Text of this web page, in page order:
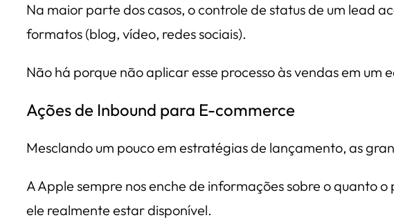
Na maior parte dos casos, o controle de status de um lead
formatos (blog, vídeo, redes sociais).
Não há porque não aplicar esse processo às vendas em um
Ações de Inbound para E-commerce
Mesclando um pouco em estratégias de lançamento, as
A Apple sempre nos enche de informações sobre o quanto
ele realmente estar disponível.